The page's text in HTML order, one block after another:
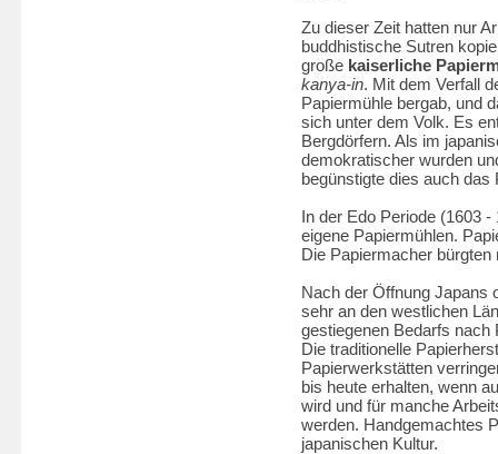
Zu dieser Zeit hatten nur
buddhistische Sutren
große kaiserliche
kanya-in. Mit dem Verfall
Papiermühle bergab, und
sich unter dem Volk. Es
Bergdörfern. Als im
demokratischer wurden
begünstigte dies auch das
In der Edo Periode (1603
eigene Papiermühlen.
Die Papiermacher
Nach der Öffnung Japans
sehr an den westlichen
gestiegenen Bedarfs nach
Die traditionelle
Papierwerkstätten
bis heute erhalten, wenn
wird und für manche
werden. Handgemachtes
japanischen Kultur.